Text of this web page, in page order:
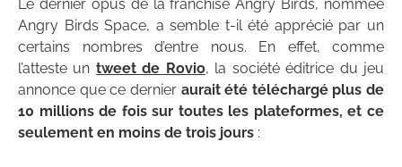
Le dernier opus de la franchise Angry Birds, nommée
Angry Birds Space, a semble t-il été apprécié par un
certains nombres d’entre nous. En effet, comme
l’atteste un tweet de Rovio, la société éditrice du jeu
annonce que ce dernier aurait été téléchargé plus de
10 millions de fois sur toutes les plateformes, et ce
seulement en moins de trois jours :